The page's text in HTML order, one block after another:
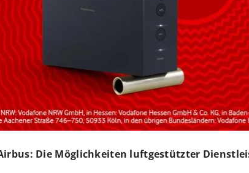
Die Möglichkeiten luftgestützter